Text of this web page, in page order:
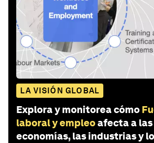
LA VISIÓN GLOBAL
Explora y monitorea cómo
laboral y empleoafecta a las
economías, las industrias y